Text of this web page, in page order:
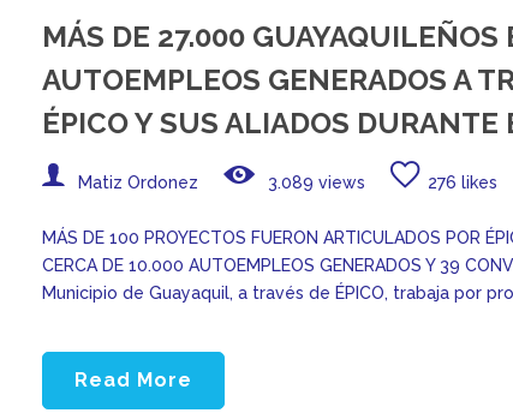
MÁS DE 27.000
AUTOEMPLEOS GENERADOS A
ÉPICO Y SUS ALIADOS DURANTE
Matiz Ordonez 3.089 views 276 likes
MÁS DE 100 PROYECTOS FUERON ARTICULADOS POR
CERCA DE 10.000 AUTOEMPLEOS GENERADOS Y 39
Municipio de Guayaquil, a través de ÉPICO, trabaja por
Read More